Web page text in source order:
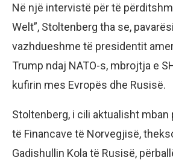
Në një intervistë për të
Welt”, Stoltenberg tha se,
vazhdueshme të presidentit
Trump ndaj NATO-s, mbrojtja e
kufirin mes Evropës dhe Rusisë.
Stoltenberg, i cili aktualisht
të Financave të Norvegjisë,
Gadishullin Kola të Rusisë,